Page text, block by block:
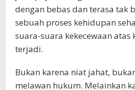
dengan bebas dan terasa tak
sebuah proses kehidupan
suara-suara kekecewaan atas
terjadi.
Bukan karena niat jahat,
melawan hukum. Melainkan